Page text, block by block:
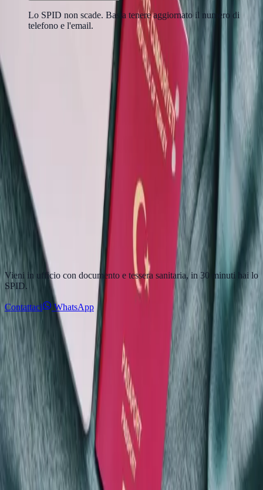
Lo SPID non scade. Basta tenere aggiornato il numero di
telefono e l'email.
🧾
ISEE a Mestre
L'ISEE (Indicatore della Situazione Economica Equivalente) ti serve
per accedere a bonus, agevolazioni, mensa scolastica, asili nido e
tasse universitarie ridotte. Compiliamo con te la DSU e ci
occupiamo della trasmissione fino al rilascio dell'attestazione.
Modello 730 a Mestre
Modello 730 a Mestre, compilato e trasmesso senza pensieri.
Verifichiamo spese, detrazioni e familiari a carico, prepariamo la
dichiarazione e ci occupiamo dell'invio telematico all'Agenzia delle
Entrate. Senza appuntamento.
Vieni in ufficio con documento e tessera sanitaria, in 30 minuti hai lo
SPID.
Contattaci WhatsApp
A2Z Assistenza
Contatti e Sede
+39 353 315 3502
a2zassistenza@gmail.com
Via Corso del Popolo 74-76